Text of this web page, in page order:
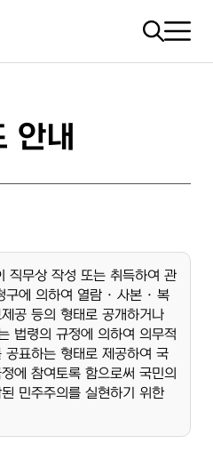
안내
직무상 작성 또는 취득하여 관
구에 의하여 열람 · 사본 · 복
공 등의 형태로 공개하거나
법령의 규정에 의하여 의무적
표하는 형태로 제공하여 국
에 참여토록 함으로써 국민의
민주주의를 실현하기 위한